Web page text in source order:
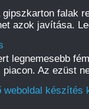
falak
azok javítása.
legnemesebb
Az ezüst
weboldal készítés